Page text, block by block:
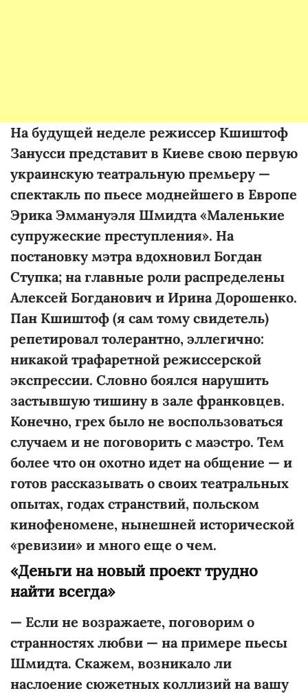
На будущей неделе режиссер Кшиштоф
Занусси представит в Киеве свою первую
украинскую театральную премьеру —
спектакль по пьесе моднейшего в Европе
Эрика Эммануэля Шмидта «Маленькие
супружеские преступления». На
постановку мэтра вдохновил Богдан
Ступка; на главные роли распределены
Алексей Богданович и Ирина Дорошенко.
Пан Кшиштоф (я сам тому свидетель)
репетировал толерантно, эллегично:
никакой трафаретной режиссерской
экспрессии. Словно боялся нарушить
застывшую тишину в зале франковцев.
Конечно, грех было не воспользоваться
случаем и не поговорить с маэстро. Тем
более что он охотно идет на общение — и
готов рассказывать о своих театральных
опытах, годах странствий, польском
кинофеномене, нынешней исторической
«ревизии» и много еще о чем.
«Деньги на новый проект трудно
найти всегда»
— Если не возражаете, поговорим о
странностях любви — на примере пьесы
Шмидта. Скажем, возникало ли
наслоение сюжетных коллизий на вашу